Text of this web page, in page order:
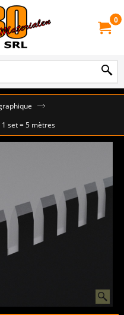
0
set = 5 mètres